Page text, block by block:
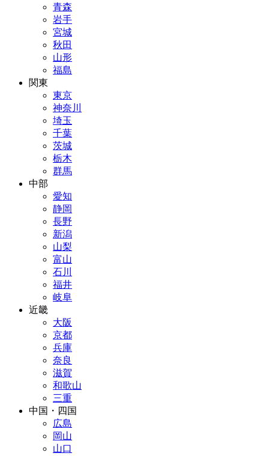
青森
岩手
宮城
秋田
山形
福島
関東
東京
神奈川
埼玉
千葉
茨城
栃木
群馬
中部
愛知
静岡
長野
新潟
山梨
富山
石川
福井
岐阜
近畿
大阪
京都
兵庫
奈良
滋賀
和歌山
三重
中国・四国
広島
岡山
山口